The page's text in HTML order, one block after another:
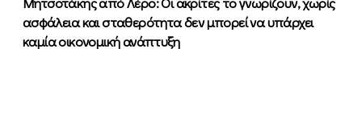
ασφάλεια και σταθερότητα δεν μπορεί να υπάρχει
καμία οικονομική ανάπτυξη